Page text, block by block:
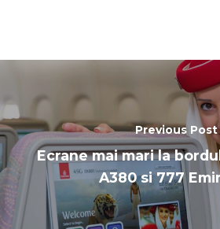
Previous Post
Ecrane mai mari la
A380 si 777